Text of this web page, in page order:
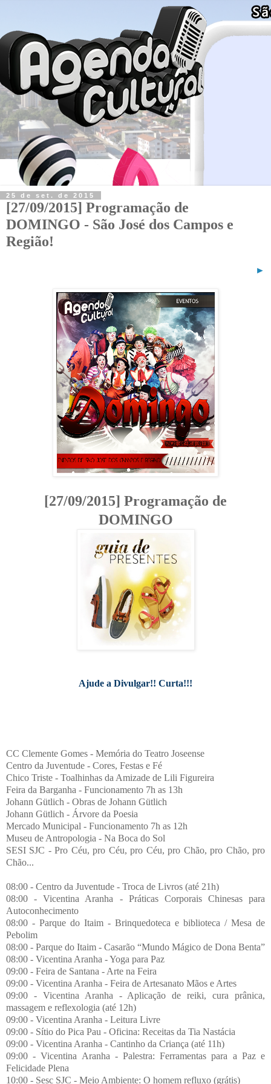
25 de set. de 2015
[27/09/2015] Programação de
DOMINGO - São José dos Campos e
Região!
►
[27/09/2015] Programação de
DOMINGO
Ajude a Divulgar!! Curta!!!
CC Clemente Gomes - Memória do Teatro Joseense
Centro da Juventude - Cores, Festas e Fé
Chico Triste - Toalhinhas da Amizade de Lili Figureira
Feira da Barganha - Funcionamento 7h as 13h
Johann Gütlich - Obras de Johann Gütlich
Johann Gütlich - Árvore da Poesia
Mercado Municipal - Funcionamento 7h as 12h
Museu de Antropologia - Na Boca do Sol
SESI SJC - Pro Céu, pro Céu, pro Céu, pro Chão, pro Chão, pro
Chão...
08:00 - Centro da Juventude - Troca de Livros (até 21h)
08:00 - Vicentina Aranha - Práticas Corporais Chinesas para
Autoconhecimento
08:00 - Parque do Itaim - Brinquedoteca e biblioteca / Mesa de
Pebolim
08:00 - Parque do Itaim - Casarão “Mundo Mágico de Dona Benta”
08:00 - Vicentina Aranha - Yoga para Paz
09:00 - Feira de Santana - Arte na Feira
09:00 - Vicentina Aranha - Feira de Artesanato Mãos e Artes
09:00 - Vicentina Aranha - Aplicação de reiki, cura prânica,
massagem e reflexologia (até 12h)
09:00 - Vicentina Aranha - Leitura Livre
09:00 - Sítio do Pica Pau - Oficina: Receitas da Tia Nastácia
09:00 - Vicentina Aranha - Cantinho da Criança (até 11h)
09:00 - Vicentina Aranha - Palestra: Ferramentas para a Paz e
Felicidade Plena
10:00 - Sesc SJC - Meio Ambiente: O homem refluxo (grátis)